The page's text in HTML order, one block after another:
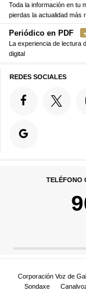
Toda la información en tu
pierdas la actualidad más
Periódico en PDF
La experiencia de lectura
digital
REDES SOCIALES
TELÉFONO
Corporación Voz de
Sondaxe